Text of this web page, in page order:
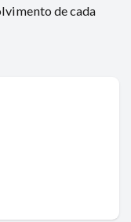
de cada